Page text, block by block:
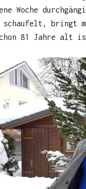
Woche
schaufelt, bringt
81 Jahre alt